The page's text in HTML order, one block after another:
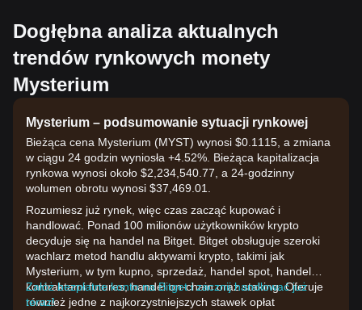
Dogłębna analiza aktualnych
trendów rynkowych monety
Mysterium
Mysterium – podsumowanie sytuacji rynkowej
Bieżąca cena Mysterium (MYST) wynosi $0.1115, a zmiana
w ciągu 24 godzin wyniosła +4.52%. Bieżąca kapitalizacja
rynkowa wynosi około $2,234,540.77, a 24-godzinny
wolumen obrotu wynosi $37,469.01.
Rozumiesz już rynek, więc czas zacząć kupować i
handlować. Ponad 100 milionów użytkowników krypto
decyduje się na handel na Bitget. Bitget obsługuje szeroki
wachlarz metod handlu aktywami krypto, takimi jak
Mysterium, w tym kupno, sprzedaż, handel spot, handel
kontraktami futures, handel on-chain oraz staking. Oferuje
również jedne z najkorzystniejszych stawek opłat
Załóż bezpłatne konto na Bitget i zacznij handlować już
teraz!